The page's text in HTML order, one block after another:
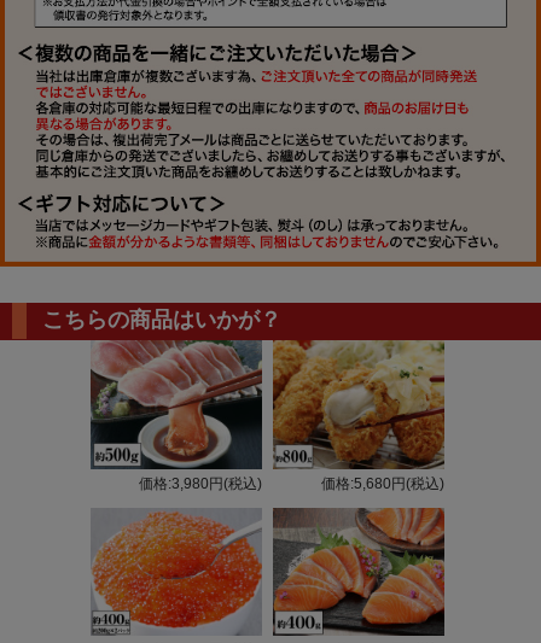
こちらの商品はいかが？
価格:3,980円(税込) 価格:5,680円(税込)